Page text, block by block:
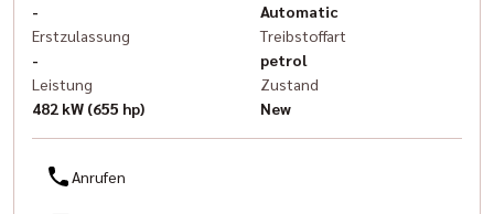
-
Erstzulassung
-
Leistung
482 kW (655 hp)
Automatic
Treibstoffart
petrol
Zustand
New
Anrufen